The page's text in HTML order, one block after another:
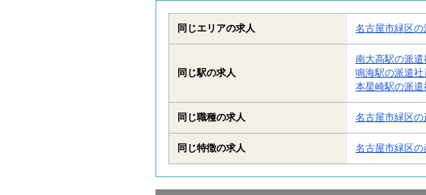
同じエリアの求人 名古屋市緑区の
同じ駅の求人
南大高駅の派遣
鳴海駅の派遣社
本星崎駅の派遣
同じ職種の求人 名古屋市緑区
同じ特徴の求人 名古屋市緑区